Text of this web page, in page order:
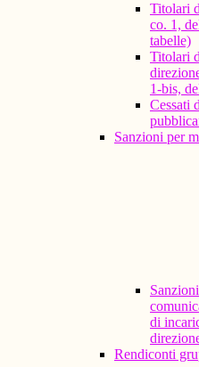
Titolari
co. 1,
tabelle)
Titolari
1-bis,
Cessati
Sanzioni per
di
Rendiconti